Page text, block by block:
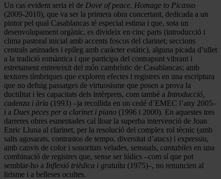
Un cas evident seria el de Dove of peace. Homage to Picasso
(2009-2010), que va ser la primera obra concertant, dedicada a un
pintor pel qual Casablancas té especial estima i que, sota un
desenvolupament orgànic, es divideix en cinc parts (introducció i
clima pastoral inicial amb accents foscos del clarinet; seccions
centrals animades i epíleg amb caràcter estàtic), alguna picada d’ullet
a la tradició romàntica i que participa del contrapunt vibrant i
estretament entreteixit del món cambrístic de Casablancas; amb
textures tímbriques que exploren efectes i registres en una escriptura
que no defuig passatges de virtuosisme que posen a prova la
ductilitat i les capacitats dels intèrprets, com també a Introducció,
cadenza i ària (1993) –ja recollida en un cedé d’EMEC l’any 2005–
i a Dues peces per a clarinet i piano (1996 i 2000). En aquestes tres
darreres obres esmentades cal lloar la superba intervenció de Joan
Enric Lluna al clarinet, per la resolució del complex rol tècnic (amb
salts agosarats, contrastos de tempo, diversitat d’atacs) i expressiu,
amb canvis de color i sonoritats velades, sensuals, cantabiles en una
combinació de registres que, sense ser lúdics –com sí que pot
semblar-ho a Inflexió trièdica i gratuïta (1975)–, no renuncien al
lirisme i a belleses ocultes.